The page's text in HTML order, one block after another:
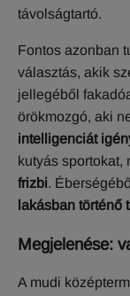
távolságtartó.
Fontos azonban
választás, akik
jellegéből
örökmozgó, aki
intelligenciát
kutyás sportokat,
frizbi.
lakásban történő
Megjelenése:
A mudi